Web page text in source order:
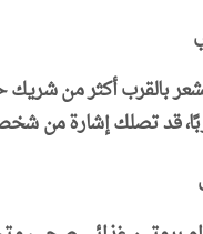
بالقرب أكثر من
قد تصلك إشارة من